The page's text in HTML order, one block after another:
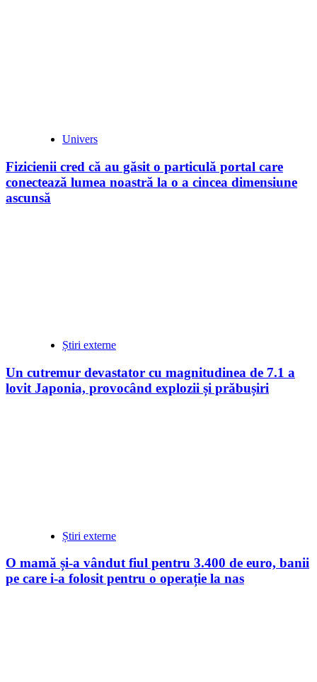
Univers
Fizicienii cred că au găsit o particulă portal care
conectează lumea noastră la o a cincea dimensiune
ascunsă
Știri externe
Un cutremur devastator cu magnitudinea de 7.1 a
lovit Japonia, provocând explozii și prăbușiri
Știri externe
O mamă și-a vândut fiul pentru 3.400 de euro, banii
pe care i-a folosit pentru o operație la nas